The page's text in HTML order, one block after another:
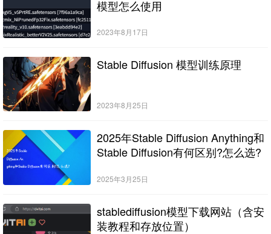
模型怎么使用
2023年8月17日
Stable Diffusion 模型训练原理
2023年8月25日
2025年Stable Diffusion Anything和
Stable Diffusion有何区别?怎么选?
2025年3月25日
stablediffusion模型下载网站（含安
装教程和存放位置）